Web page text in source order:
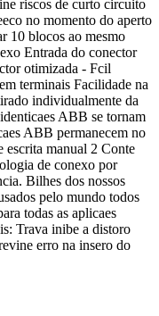
riscos de curto circuito
no momento do aperto
10 blocos ao mesmo
Entrada do conector
otimizada - Fcil
terminais Facilidade na
individualmente da
ABB se tornam
ABB permanecem no
escrita manual 2 Conte
de conexo por
Bilhes dos nossos
pelo mundo todos
todas as aplicaes
Trava inibe a distoro
erro na insero do